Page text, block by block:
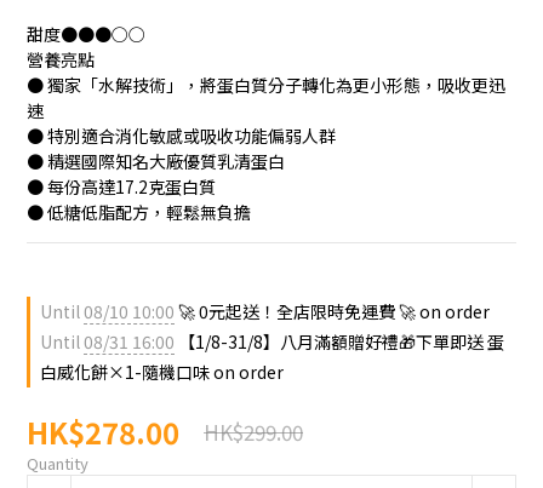
甜度●●●○○
營養亮點
● 獨家「水解技術」，將蛋白質分子轉化為更小形態，吸收更迅
速
● 特別適合消化敏感或吸收功能偏弱人群
● 精選國際知名大廠優質乳清蛋白
● 每份高達17.2克蛋白質
● 低糖低脂配方，輕鬆無負擔
Until08/10 10:00 🚀 0元起送！全店限時免運費 🚀 on order
Until08/31 16:00 【1/8-31/8】八月滿額贈好禮🎁下單即送 蛋
白威化餅×1-隨機口味 on order
HK$278.00 HK$299.00
Quantity